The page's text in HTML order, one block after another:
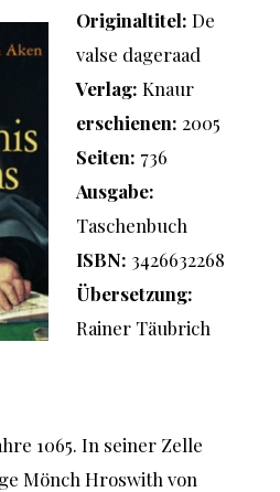
Originaltitel:De
valse dageraad
Verlag: Knaur
erschienen: 2005
Seiten: 736
Ausgabe:
Taschenbuch
ISBN: 3426632268
Übersetzung:
Rainer Täubrich
1065. In seiner Zelle
Mönch Hroswith von